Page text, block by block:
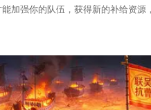
加强你的队伍，获得新的补给资